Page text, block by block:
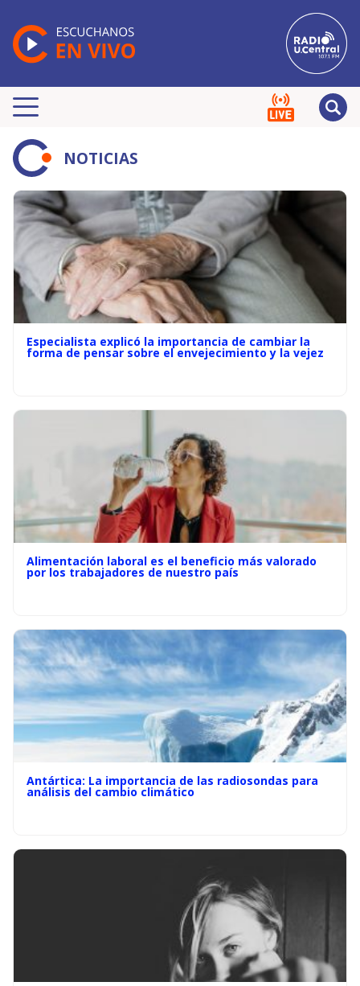
NOTICIAS
Especialista explicó la importancia de cambiar la
forma de pensar sobre el envejecimiento y la vejez
Alimentación laboral es el beneficio más valorado
por los trabajadores de nuestro país
Antártica: La importancia de las radiosondas para
análisis del cambio climático